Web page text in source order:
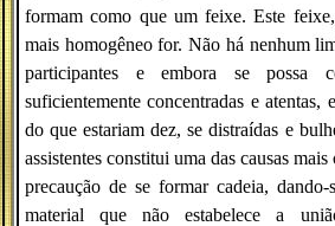
formam como que um feixe. Este
mais homogêneo for. Não há nenhum
participantes e embora se possa
suficientemente concentradas e atentas,
do que estariam dez, se distraídas e
assistentes constitui uma das causas
precaução de se formar cadeia,
material que não estabelece a